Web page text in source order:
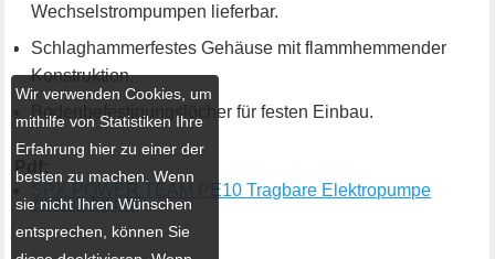
Wechselstrompumpen lieferbar.
Schlaghammerfestes Gehäuse mit flammhemmender
Konstruktion.
Bodenbefestigungslöcher für festen Einbau.
Pdf:
SPX POWER TEAM PE10 Tragbare Elektropumpe
zweistufig.pdf
Wir verwenden Cookies, um
mithilfe von Statistiken Ihre
Erfahrung hier zu einer der
besten zu machen. Wenn
sie nicht Ihren Wünschen
entsprechen, können Sie